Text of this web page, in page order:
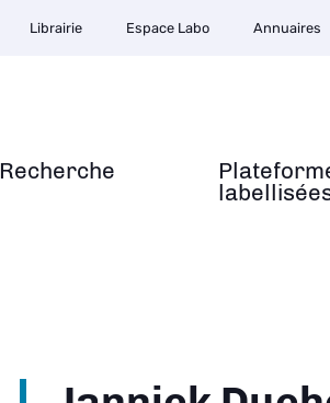
Recherche
Librairie Espace Labo Annuaires